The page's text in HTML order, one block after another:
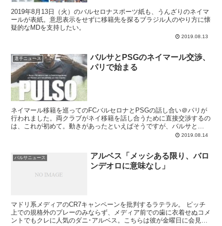
2019年8月13日（火）のバルセロナスポーツ紙も、うんざりのネイマ
ールが表紙。意思表示をせずに移籍先を探るブラジル人のやり方に懐
疑的なMDを支持したい。
2019.08.13
選手ニュース
バルサとPSGのネイマール交渉、
パリで始まる
ネイマール移籍を巡ってのFCバルセロナとPSGの話し合い＠パリが
行われました。両クラブがネイ移籍を話し合うために直接交渉するの
は、これが初めて。動きがあったといえばそうですが、バルサと
PSGの思惑には大きな隔たりがあり、納得の着地点を見出すには遠
2019.08.14
バルサニュース
アルベス「メッシある限り、バロ
ンデオロに意味なし」
マドリ系メディアのCR7キャンペーンを批判するラテラル。 ピッチ
上での規格外のプレーのみならず、メディア前での歯に衣着せぬコメ
ントでもクレに人気のダニ･アルベス。こちらは彼が金曜日に会見当